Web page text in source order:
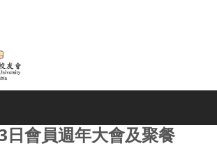
日會員週年大會及聚餐